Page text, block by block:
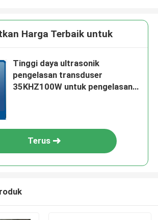
Harga Terbaik untuk
Tinggi daya ultrasonik
pengelasan transduser
35KHZ100W untuk pengelasan
Terus